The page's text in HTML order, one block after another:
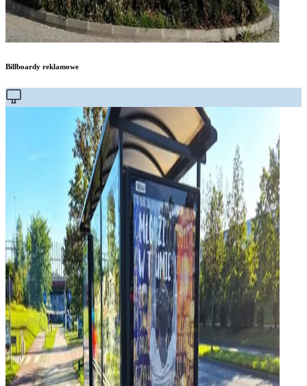
Billboardy reklamowe